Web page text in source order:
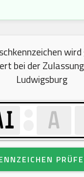
bei der
Ludwigsburg